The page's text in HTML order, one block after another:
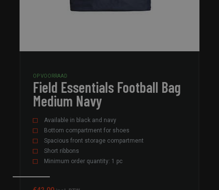
OP VOORRAAD
Field Essentials Football Bag
Medium Navy
Available in black and navy
Bottom compartment for shoes
Spacious front storage compartment
Short ribbons
Minimum order quantity: 1 pc